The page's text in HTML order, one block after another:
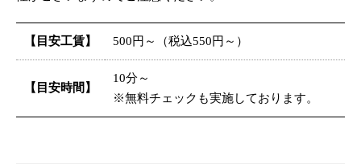
【目安工賃】 500円～（税込550円～）
【目安時間】
10分～
※無料チェックも実施しております。